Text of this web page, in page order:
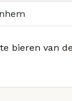
bieren van